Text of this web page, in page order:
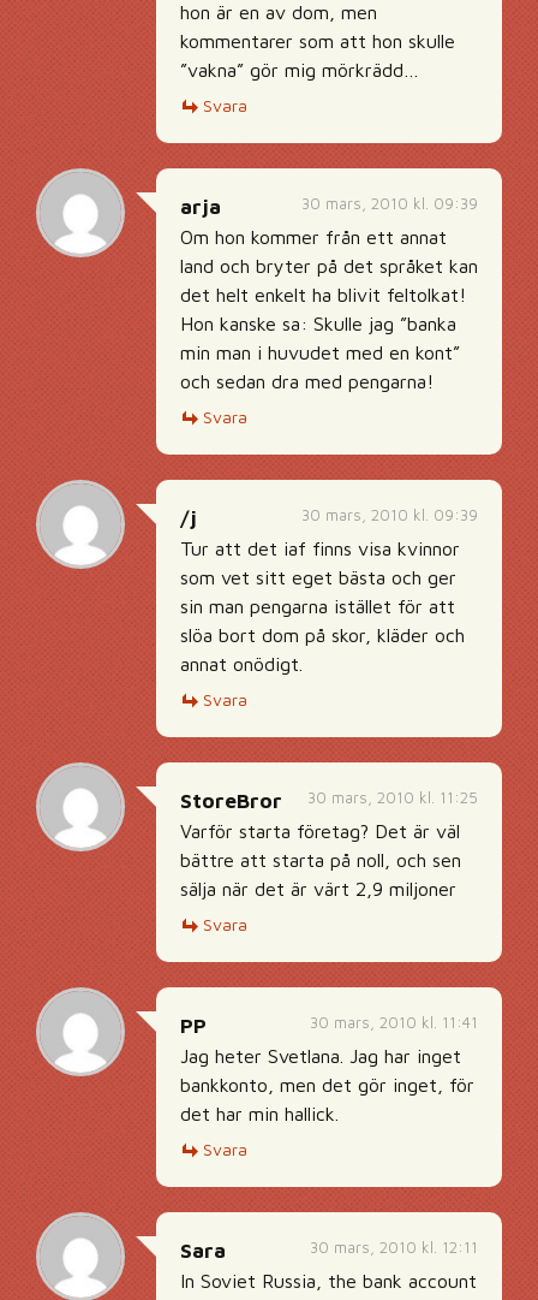
hon är en av dom, men
kommentarer som att hon skulle
”vakna” gör mig mörkrädd…
Svara
30 mars, 2010 kl. 09:39
arja
Om hon kommer från ett annat
land och bryter på det språket kan
det helt enkelt ha blivit feltolkat!
Hon kanske sa: Skulle jag ”banka
min man i huvudet med en kont”
och sedan dra med pengarna!
Svara
30 mars, 2010 kl. 09:39
/j
Tur att det iaf finns visa kvinnor
som vet sitt eget bästa och ger
sin man pengarna istället för att
slöa bort dom på skor, kläder och
annat onödigt.
Svara
30 mars, 2010 kl. 11:25
StoreBror
Varför starta företag? Det är väl
bättre att starta på noll, och sen
sälja när det är värt 2,9 miljoner
Svara
30 mars, 2010 kl. 11:41
PP
Jag heter Svetlana. Jag har inget
bankkonto, men det gör inget, för
det har min hallick.
Svara
30 mars, 2010 kl. 12:11
Sara
In Soviet Russia, the bank account